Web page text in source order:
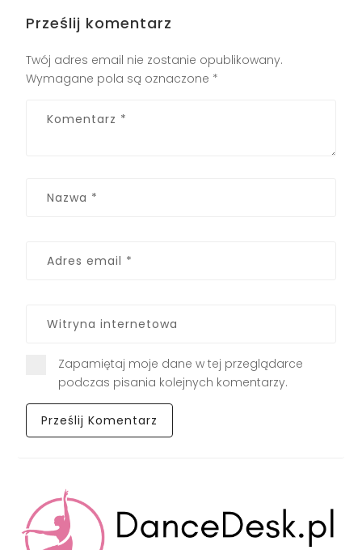
Prześlij komentarz
Twój adres email nie zostanie opublikowany.
Wymagane pola są oznaczone *
Zapamiętaj moje dane w tej przeglądarce
podczas pisania kolejnych komentarzy.